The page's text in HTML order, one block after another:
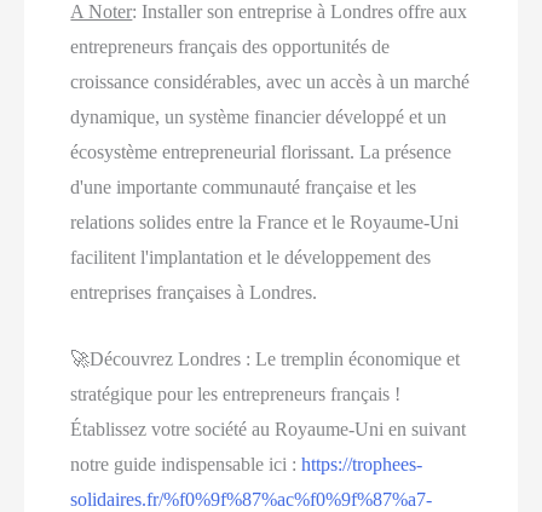
A Noter:Installer son entreprise à Londres offre aux
entrepreneurs français des opportunités de
croissance considérables, avec un accès à un marché
dynamique, un système financier développé et un
écosystème entrepreneurial florissant. La présence
d'une importante communauté française et les
relations solides entre la France et le Royaume-Uni
facilitent l'implantation et le développement des
entreprises françaises à Londres.
🚀Découvrez Londres : Le tremplin économique et
stratégique pour les entrepreneurs français !
Établissez votre société au Royaume-Uni en suivant
notre guide indispensable ici :https://trophees-
solidaires.fr/%f0%9f%87%ac%f0%9f%87%a7-